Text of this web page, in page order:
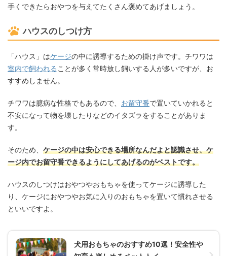
手くできたらおやつを与えてたくさん褒めてあげましょう。
ハウスのしつけ方
「ハウス」はケージの中に誘導するための掛け声です。チワワは
室内で飼われる ことが多く常時放し飼いする人が多いですが、お
すすめしません。
チワワは臆病な性格でもあるので、 お留守番で置いていかれると
不安になって物を壊したりなどのイタズラをすることがありま
す。
そのため、 ケージの中は安心できる場所なんだよと認識させ、ケ
ージ内でお留守番できるようにしてあげるのがベストです。
ハウスのしつけはおやつやおもちゃを使ってケージに誘導した
り、ケージにおやつやお気に入りのおもちゃを置いて慣れさせる
といいですよ。
犬用おもちゃのおすすめ10選！安全性や